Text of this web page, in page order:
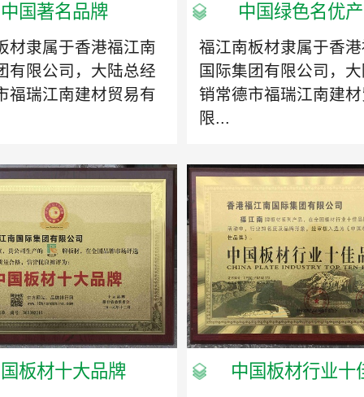
中国著名品牌
材隶属于香港福江南
有限公司，大陆总经
福瑞江南建材贸易有
中国绿色名优
福江南板材隶属于香
国际集团有限公司，
销常德市福瑞江南建
限...
板材十大品牌 中国板材行业十